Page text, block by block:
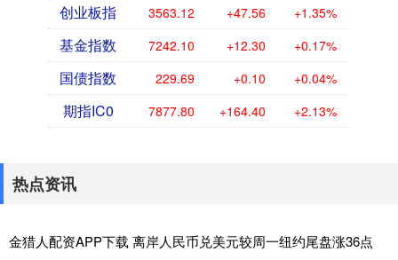
创业板指 3563.12 +47.56 +1.35%
基金指数 7242.10 +12.30 +0.17%
国债指数 229.69 +0.10 +0.04%
期指IC0 7877.80 +164.40 +2.13%
热点资讯
金猎人配资APP下载 离岸人民币兑美元较周一纽约尾盘涨36点